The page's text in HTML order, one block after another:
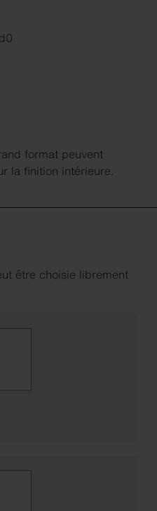
format peuvent
la finition intérieure.
être choisie librement